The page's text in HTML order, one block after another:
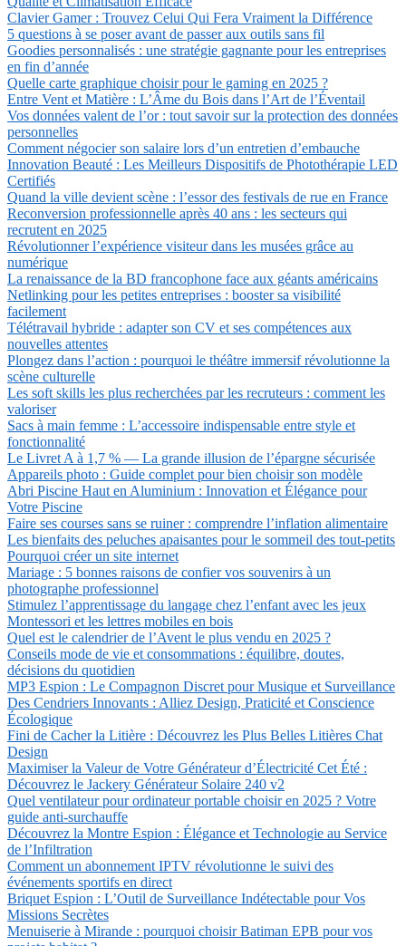
Clavier Gamer : Trouvez Celui Qui Fera Vraiment la Différence
5 questions à se poser avant de passer aux outils sans fil
Goodies personnalisés : une stratégie gagnante pour les entreprises
en fin d’année
Quelle carte graphique choisir pour le gaming en 2025 ?
Entre Vent et Matière : L’Âme du Bois dans l’Art de l’Éventail
Vos données valent de l’or : tout savoir sur la protection des données
personnelles
Comment négocier son salaire lors d’un entretien d’embauche
Innovation Beauté : Les Meilleurs Dispositifs de Photothérapie LED
Certifiés
Quand la ville devient scène : l’essor des festivals de rue en France
Reconversion professionnelle après 40 ans : les secteurs qui
recrutent en 2025
Révolutionner l’expérience visiteur dans les musées grâce au
numérique
La renaissance de la BD francophone face aux géants américains
Netlinking pour les petites entreprises : booster sa visibilité
facilement
Télétravail hybride : adapter son CV et ses compétences aux
nouvelles attentes
Plongez dans l’action : pourquoi le théâtre immersif révolutionne la
scène culturelle
Les soft skills les plus recherchées par les recruteurs : comment les
valoriser
Sacs à main femme : L’accessoire indispensable entre style et
fonctionnalité
Le Livret A à 1,7 % — La grande illusion de l’épargne sécurisée
Appareils photo : Guide complet pour bien choisir son modèle
Abri Piscine Haut en Aluminium : Innovation et Élégance pour
Votre Piscine
Faire ses courses sans se ruiner : comprendre l’inflation alimentaire
Les bienfaits des peluches apaisantes pour le sommeil des tout-petits
Pourquoi créer un site internet
Mariage : 5 bonnes raisons de confier vos souvenirs à un
photographe professionnel
Stimulez l’apprentissage du langage chez l’enfant avec les jeux
Montessori et les lettres mobiles en bois
Quel est le calendrier de l’Avent le plus vendu en 2025 ?
Conseils mode de vie et consommations : équilibre, doutes,
décisions du quotidien
MP3 Espion : Le Compagnon Discret pour Musique et Surveillance
Des Cendriers Innovants : Alliez Design, Praticité et Conscience
Écologique
Fini de Cacher la Litière : Découvrez les Plus Belles Litières Chat
Design
Maximiser la Valeur de Votre Générateur d’Électricité Cet Été :
Découvrez le Jackery Générateur Solaire 240 v2
Quel ventilateur pour ordinateur portable choisir en 2025 ? Votre
guide anti-surchauffe
Découvrez la Montre Espion : Élégance et Technologie au Service
de l’Infiltration
Comment un abonnement IPTV révolutionne le suivi des
événements sportifs en direct
Briquet Espion : L’Outil de Surveillance Indétectable pour Vos
Missions Secrètes
Menuiserie à Mirande : pourquoi choisir Batiman EPB pour vos